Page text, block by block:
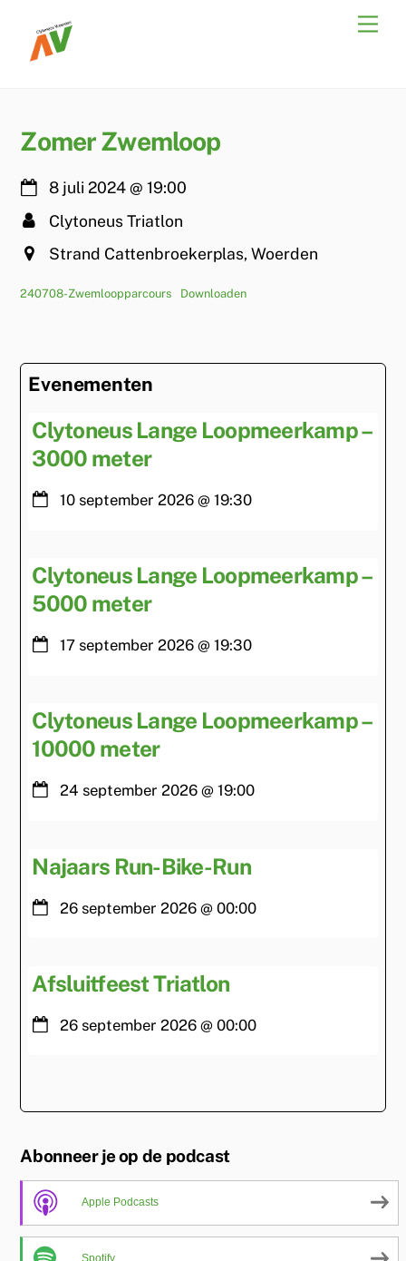
content
Zomer Zwemloop
8 juli 2024@19:00
Clytoneus Triatlon
Strand Cattenbroekerplas, Woerden
240708-Zwemloopparcours Downloaden
Evenementen
Clytoneus Lange Loopmeerkamp –
3000 meter
10 september 2026 @ 19:30
Clytoneus Lange Loopmeerkamp –
5000 meter
17 september 2026 @ 19:30
Clytoneus Lange Loopmeerkamp –
10000 meter
24 september 2026 @ 19:00
Najaars Run-Bike-Run
26 september 2026 @ 00:00
Afsluitfeest Triatlon
26 september 2026 @ 00:00
Abonneer je op de podcast
Apple Podcasts